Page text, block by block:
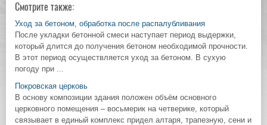
Смотрите также:
Уход за бетоном, обработка после распалубливания
После укладки бетонной смеси наступает период выдержки,
который длится до получения бетоном необходимой прочности.
В этот период осуществляется уход за бетоном. В сухую
погоду при ...
Покровская церковь
В основу композиции здания положен объём основного
церковного помещения – восьмерик на четверике, который
связывает в единый комплекс придел алтаря, трапезную, сени и